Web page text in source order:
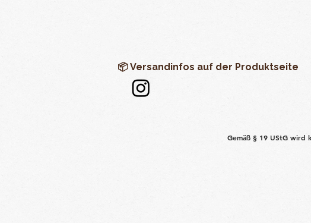
📦 Versandinfos auf der Produktseite
Gemäß § 19 UStG wird